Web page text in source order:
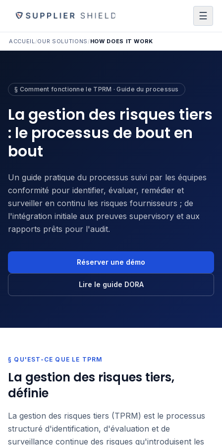
☰
ACCUEIL/OUR SOLUTIONS /HOW DOES IT WORK
§ Comment fonctionne le TPRM · Guide du processus
La gestion des risques tiers
: le processus de bout en
bout
Un guide pratique du processus suivi par les équipes
conformité pour identifier, évaluer, remédier et
surveiller en continu les risques fournisseurs ; de
l'intégration initiale aux preuves supervisory et aux
rapports prêts pour l'audit.
Réserver une démo
Lire le guide DORA
§ QU'EST-CE QUE LE TPRM
La gestion des risques tiers,
définie
La gestion des risques tiers (TPRM) est le processus
structuré d'identification, d'évaluation et de
surveillance continue des risques qu'introduisent les